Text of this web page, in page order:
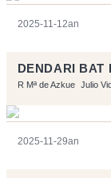
2025-11-12an
DENDARI BAT
R Mª de Azkue Julio
2025-11-29an